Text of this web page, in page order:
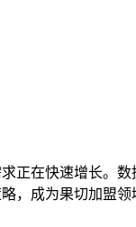
正在快速增长。
，成为果切加盟领